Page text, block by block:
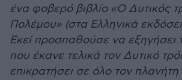
ένα φοβερό βιβλίο «Ο Δυτικός
Πολέμου» (στα Ελληνικά
Εκεί προσπαθούσε να εξηγήσει
που έκανε τελικά τον Δυτικό
επικρατήσει σε όλο τον πλανήτη